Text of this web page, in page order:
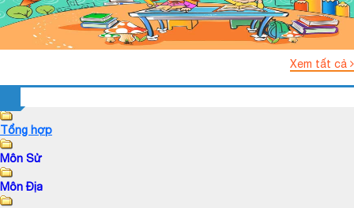
Xem tất cả
Tổng hợp
Môn Sử
Môn Địa